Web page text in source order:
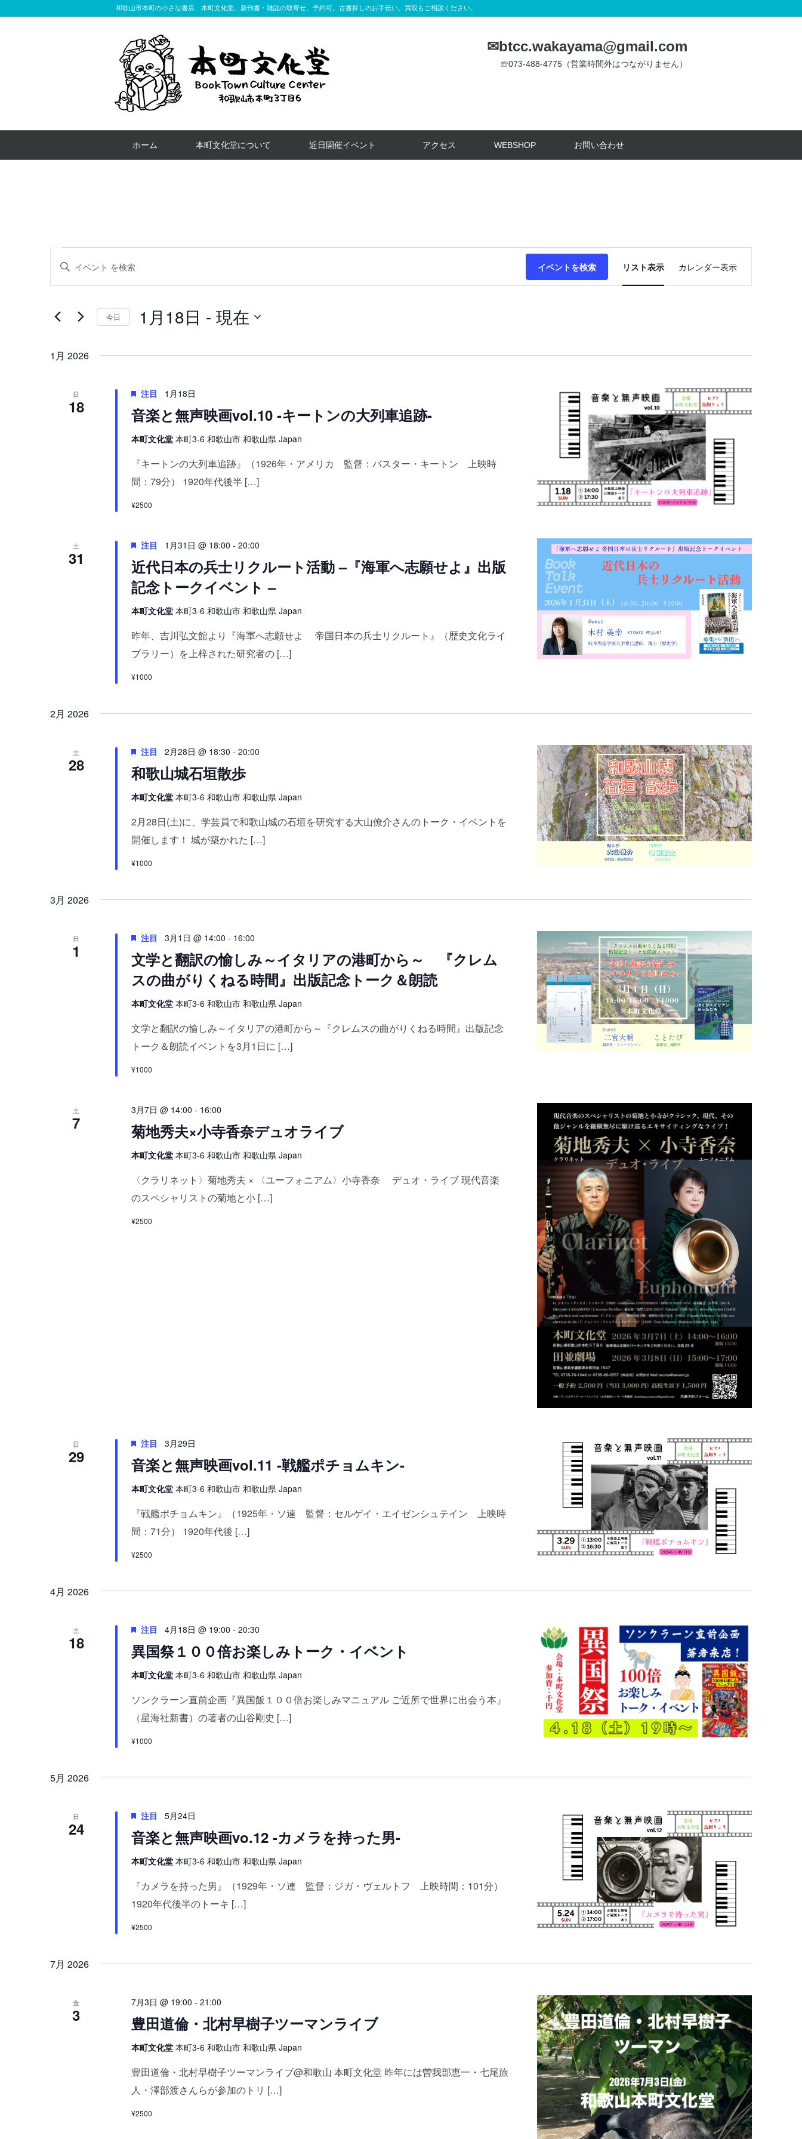
和歌山市本町の小さな書店、本町文化堂。新刊書・雑誌の取寄せ、予約可。古書探しのお手伝い、買取もご相談ください。
✉btcc.wakayama@gmail.com
☏073-488-4775（営業時間外はつながりません）
ホーム 本町文化堂について 近日開催イベント アクセス WEBSHOP お問い合わせ
ベ
ト
ベ
ン
を
索
ー
を
を
イベントを検索
ベ
ン
ゲ
ー
シ
ョ
ン
リスト表示 カレンダー表示
今日 1月18日 - 現在
付
選
択
1月 2026
日
18 音楽と無声映画vol.10 -キートンの大列車追跡-
注目 1月18日
本町文化堂 本町3-6 和歌山市 和歌山県 Japan
『キートンの大列車追跡』（1926年・アメリカ 監督：バスター・キートン 上映時
間：79分） 1920年代後半 […]
¥2500
土
31
近代日本の兵士リクルート活動 –『海軍へ志願せよ』出版
記念トークイベント –
注目 1月31日 @ 18:00 - 20:00
本町文化堂 本町3-6 和歌山市 和歌山県 Japan
昨年、吉川弘文館より『海軍へ志願せよ 帝国日本の兵士リクルート』（歴史文化ライ
ブラリー）を上梓された研究者の […]
¥1000
2月 2026
土
28 和歌山城石垣散歩
注目 2月28日 @ 18:30 - 20:00
本町文化堂 本町3-6 和歌山市 和歌山県 Japan
2月28日(土)に、学芸員で和歌山城の石垣を研究する大山僚介さんのトーク・イベントを
開催します！ 城が築かれた […]
¥1000
3月 2026
日
1
文学と翻訳の愉しみ～イタリアの港町から～ 『クレム
スの曲がりくねる時間』出版記念トーク＆朗読
注目 3月1日 @ 14:00 - 16:00
本町文化堂 本町3-6 和歌山市 和歌山県 Japan
文学と翻訳の愉しみ～イタリアの港町から～『クレムスの曲がりくねる時間』出版記念
トーク＆朗読イベントを3月1日に […]
¥1000
土
7 菊地秀夫×小寺香奈デュオライブ
3月7日 @ 14:00 - 16:00
本町文化堂 本町3-6 和歌山市 和歌山県 Japan
〈クラリネット〉菊地秀夫 × 〈ユーフォニアム〉小寺香奈 デュオ・ライブ 現代音楽
のスペシャリストの菊地と小 […]
¥2500
日
29 音楽と無声映画vol.11 -戦艦ポチョムキン-
注目 3月29日
本町文化堂 本町3-6 和歌山市 和歌山県 Japan
『戦艦ポチョムキン』（1925年・ソ連 監督：セルゲイ・エイゼンシュテイン 上映時
間：71分） 1920年代後 […]
¥2500
4月 2026
土
18 異国祭１００倍お楽しみトーク・イベント
注目 4月18日 @ 19:00 - 20:30
本町文化堂 本町3-6 和歌山市 和歌山県 Japan
ソンクラーン直前企画『異国飯１００倍お楽しみマニュアル ご近所で世界に出会う本』
（星海社新書）の著者の山谷剛史 […]
¥1000
5月 2026
日
24 音楽と無声映画vo.12 -カメラを持った男-
注目 5月24日
本町文化堂 本町3-6 和歌山市 和歌山県 Japan
『カメラを持った男』（1929年・ソ連 監督：ジガ・ヴェルトフ 上映時間：101分）
1920年代後半のトーキ […]
¥2500
7月 2026
金
3 豊田道倫・北村早樹子ツーマンライブ
7月3日 @ 19:00 - 21:00
本町文化堂 本町3-6 和歌山市 和歌山県 Japan
豊田道倫・北村早樹子ツーマンライブ@和歌山 本町文化堂 昨年には曽我部恵一・七尾旅
人・澤部渡さんらが参加のトリ […]
¥2500